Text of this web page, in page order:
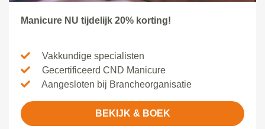
Manicure NU tijdelijk 20% korting!
Vakkundige specialisten
Gecertificeerd CND Manicure
Aangesloten bij Brancheorganisatie
BEKIJK & BOEK